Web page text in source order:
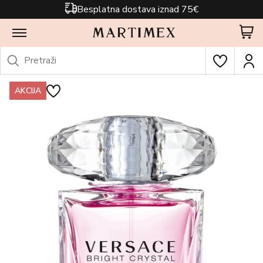
Besplatna dostava iznad 75€
AKCIJA